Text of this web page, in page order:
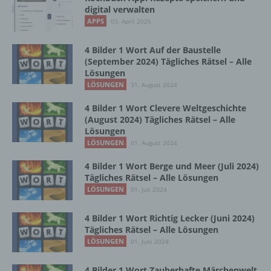
digital verwalten
APPS 03. April 2025
4 Bilder 1 Wort Auf der Baustelle
(September 2024) Tägliches Rätsel – Alle
Lösungen
LÖSUNGEN 31. August 2024
4 Bilder 1 Wort Clevere Weltgeschichte
(August 2024) Tägliches Rätsel – Alle
Lösungen
LÖSUNGEN 01. August 2024
4 Bilder 1 Wort Berge und Meer (Juli 2024)
Tägliches Rätsel – Alle Lösungen
LÖSUNGEN 01. Juli 2024
4 Bilder 1 Wort Richtig Lecker (Juni 2024)
Tägliches Rätsel – Alle Lösungen
LÖSUNGEN 01. Juni 2024
b) betroffene Person
identifizierbare natürliche Person, deren
personenbezogene Daten von dem für die
Verarbeitung Verantwortlichen verarbeitet
werden.
c) Verarbeitung
automatisierter Verfahren ausgeführte
Vorgang oder jede solche Vorgangsreihe im
Zusammenhang mit personenbezogenen
Organisation, das Ordnen, die Speicherung,
die Anpassung oder Veränderung, das
Auslesen, das Abfragen, die Verwendung,
die Offenlegung durch Übermittlung,
Verbreitung oder eine andere Form der